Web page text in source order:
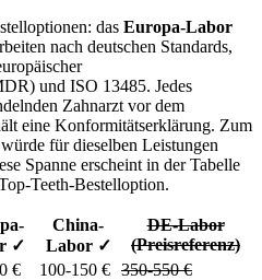
das Europa-Labor
nach deutschen Standards,
und ISO 13485. Jedes
Zahnarzt vor dem
eine Konformitätserklärung. Zum
für dieselben Leistungen
Spanne erscheint in der Tabelle
Teeth-Bestelloption.
✓
China-
Labor ✓
DE-Labor
(Preisreferenz)
€ 100-150 € 350-550 €